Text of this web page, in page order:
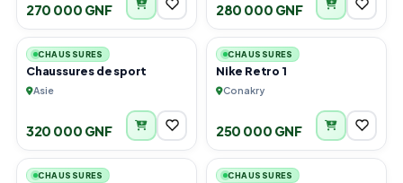
270 000 GNF 280 000 GNF
3
CHAUSSURES
Chaussures de sport
Asie
320 000 GNF
4
CHAUSSURES
Nike Retro 1
Conakry
250 000 GNF
2
CHAUSSURES
6
CHAUSSURES